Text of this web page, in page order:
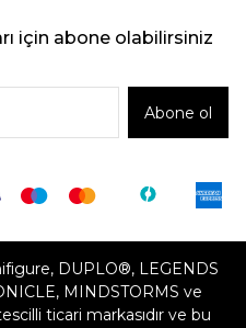
için abone olabilirsiniz
Abone ol
DUPLO®, LEGENDS
MINDSTORMS ve
ticari markasıdır ve bu